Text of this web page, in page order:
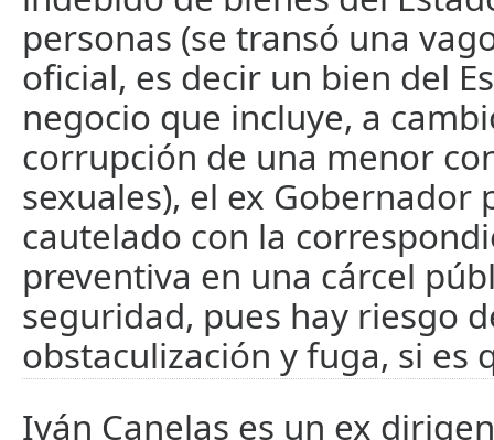
personas (se transó una
oficial, es decir un bien del
negocio que incluye, a
corrupción de una menor
sexuales), el ex Gobernador
cautelado con la
preventiva en una cárcel
seguridad, pues hay riesgo
obstaculización y fuga, si es
Iván Canelas es un ex